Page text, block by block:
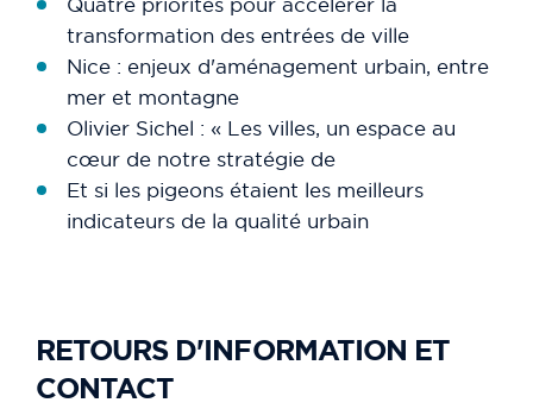
transformation des entrées de ville
Nice : enjeux d'aménagement urbain, entre
mer et montagne
Olivier Sichel : « Les villes, un espace au
cœur de notre stratégie de
Et si les pigeons étaient les meilleurs
indicateurs de la qualité urbain
RETOURS D'INFORMATION ET
CONTACT